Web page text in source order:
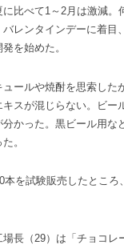
比べて1～2月は激減。
バレンタインデーに着目
を始めた。
ールや焼酎を思索した
キスが混じらない。ビー
分かった。黒ビール用
。
を試験販売したところ
長（29）は「チョコレ